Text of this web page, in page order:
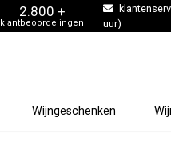
2.800 +
klantbeoordelingen
uur)
Wijngeschenken